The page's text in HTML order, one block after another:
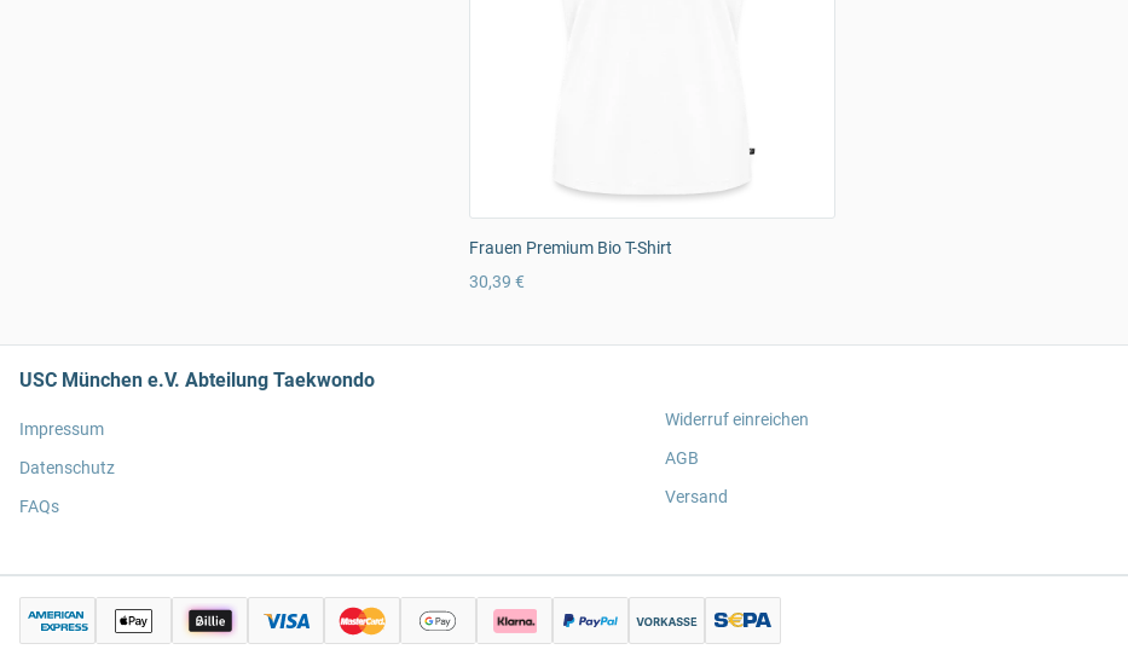
Frauen Premium Bio T-Shirt
30,39 €
USC München e.V. Abteilung Taekwondo
Impressum
Datenschutz
FAQs
Widerruf einreichen
AGB
Versand